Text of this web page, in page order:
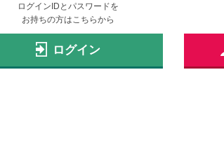
ログインIDとパスワードを
お持ちの方はこちらから
ログイン